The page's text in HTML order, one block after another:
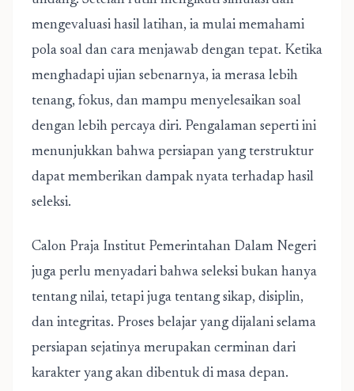
mengevaluasi hasil latihan, ia mulai memahami
pola soal dan cara menjawab dengan tepat. Ketika
menghadapi ujian sebenarnya, ia merasa lebih
tenang, fokus, dan mampu menyelesaikan soal
dengan lebih percaya diri. Pengalaman seperti ini
menunjukkan bahwa persiapan yang terstruktur
dapat memberikan dampak nyata terhadap hasil
seleksi.
Calon Praja Institut Pemerintahan Dalam Negeri
juga perlu menyadari bahwa seleksi bukan hanya
tentang nilai, tetapi juga tentang sikap, disiplin,
dan integritas. Proses belajar yang dijalani selama
persiapan sejatinya merupakan cerminan dari
karakter yang akan dibentuk di masa depan.